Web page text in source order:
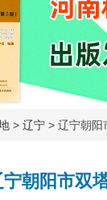
> 辽宁 > 辽宁朝阳
宁朝阳市双